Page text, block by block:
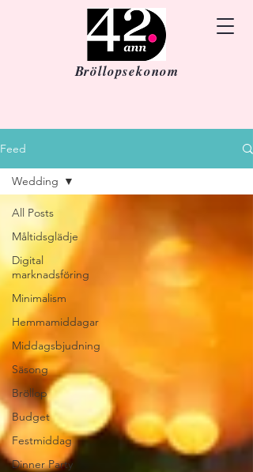
Bröllopsekonom
Feed
All Posts
Måltidsglädje
Digital
marknadsföring
Minimalism
Hemmamiddagar
Middagsbjudning
Säsong
Bröllop
Budget
Festmiddag
Dinner Party
Wedding